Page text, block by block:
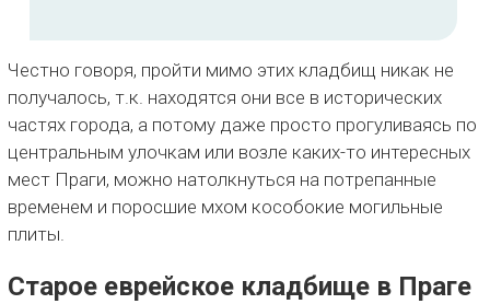
Честно говоря, пройти мимо этих кладбищ никак не
получалось, т.к. находятся они все в исторических
частях города, а потому даже просто прогуливаясь по
центральным улочкам или возле каких-то интересных
мест Праги, можно натолкнуться на потрепанные
временем и поросшие мхом кособокие могильные
плиты.
Старое еврейское кладбище в Праге